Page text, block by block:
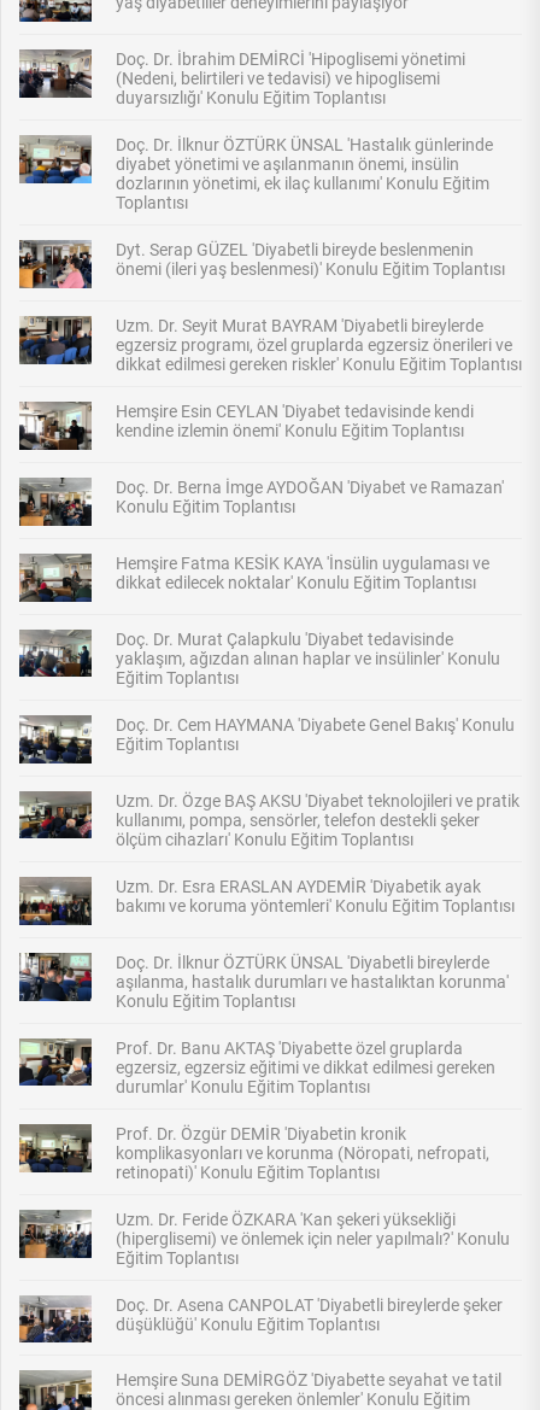
Doç. Dr. İbrahim DEMİRCİ 'Hipoglisemi yönetimi
(Nedeni, belirtileri ve tedavisi) ve hipoglisemi
duyarsızlığı' Konulu Eğitim Toplantısı
Doç. Dr. İlknur ÖZTÜRK ÜNSAL 'Hastalık günlerinde
diyabet yönetimi ve aşılanmanın önemi, insülin
dozlarının yönetimi, ek ilaç kullanımı' Konulu Eğitim
Toplantısı
Dyt. Serap GÜZEL 'Diyabetli bireyde beslenmenin
önemi (ileri yaş beslenmesi)' Konulu Eğitim Toplantısı
Uzm. Dr. Seyit Murat BAYRAM 'Diyabetli bireylerde
egzersiz programı, özel gruplarda egzersiz önerileri ve
dikkat edilmesi gereken riskler' Konulu Eğitim Toplantısı
Hemşire Esin CEYLAN 'Diyabet tedavisinde kendi
kendine izlemin önemi' Konulu Eğitim Toplantısı
Doç. Dr. Berna İmge AYDOĞAN 'Diyabet ve Ramazan'
Konulu Eğitim Toplantısı
Hemşire Fatma KESİK KAYA 'İnsülin uygulaması ve
dikkat edilecek noktalar' Konulu Eğitim Toplantısı
Doç. Dr. Murat Çalapkulu 'Diyabet tedavisinde
yaklaşım, ağızdan alınan haplar ve insülinler' Konulu
Eğitim Toplantısı
Doç. Dr. Cem HAYMANA 'Diyabete Genel Bakış' Konulu
Eğitim Toplantısı
Uzm. Dr. Özge BAŞ AKSU 'Diyabet teknolojileri ve pratik
kullanımı, pompa, sensörler, telefon destekli şeker
ölçüm cihazları' Konulu Eğitim Toplantısı
Uzm. Dr. Esra ERASLAN AYDEMİR 'Diyabetik ayak
bakımı ve koruma yöntemleri' Konulu Eğitim Toplantısı
Doç. Dr. İlknur ÖZTÜRK ÜNSAL 'Diyabetli bireylerde
aşılanma, hastalık durumları ve hastalıktan korunma'
Konulu Eğitim Toplantısı
Prof. Dr. Banu AKTAŞ 'Diyabette özel gruplarda
egzersiz, egzersiz eğitimi ve dikkat edilmesi gereken
durumlar' Konulu Eğitim Toplantısı
Prof. Dr. Özgür DEMİR 'Diyabetin kronik
komplikasyonları ve korunma (Nöropati, nefropati,
retinopati)' Konulu Eğitim Toplantısı
Uzm. Dr. Feride ÖZKARA 'Kan şekeri yüksekliği
(hiperglisemi) ve önlemek için neler yapılmalı?' Konulu
Eğitim Toplantısı
Doç. Dr. Asena CANPOLAT 'Diyabetli bireylerde şeker
düşüklüğü' Konulu Eğitim Toplantısı
Hemşire Suna DEMİRGÖZ 'Diyabette seyahat ve tatil
öncesi alınması gereken önlemler' Konulu Eğitim